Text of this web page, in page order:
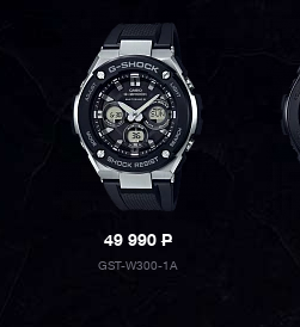
49 990P
GST-W300-1A